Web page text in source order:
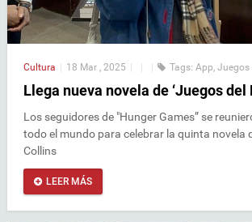
Cultura | 18 Mar , 2025 | | | Tags: App Juegos
Llega nueva novela de ‘Juegos del
Los seguidores de "Hunger Games” se
todo el mundo para celebrar la quinta novela
Collins
LEER MÁS